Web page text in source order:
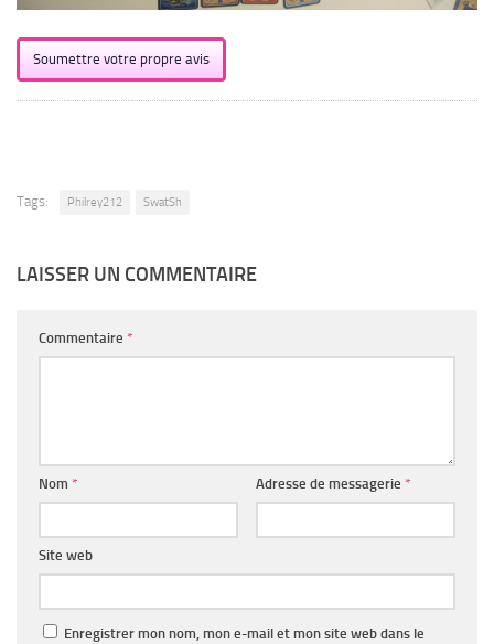
Soumettre votre propre avis
Tags: Philrey212 SwatSh
LAISSER UN COMMENTAIRE
Commentaire *
Nom * Adresse de messagerie *
Site web
Enregistrer mon nom, mon e-mail et mon site web dans le